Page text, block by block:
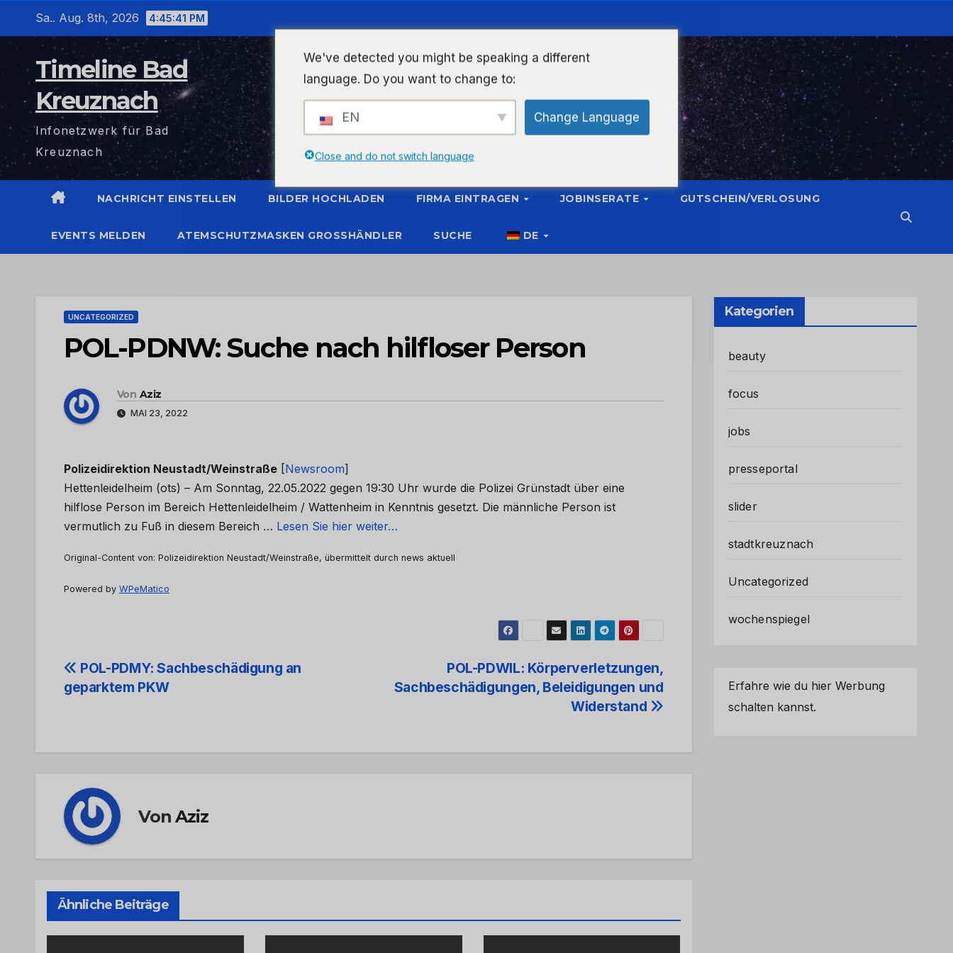
Sa.. Aug. 8th, 2026 4:45:41 PM
Timeline Bad
Kreuznach
Infonetzwerk für Bad
Kreuznach
NACHRICHT EINSTELLEN BILDER HOCHLADEN FIRMA EINTRAGEN JOBINSERATE GUTSCHEIN/VERLOSUNG
EVENTS MELDEN ATEMSCHUTZMASKEN GROSSHÄNDLER SUCHE DE
UNCATEGORIZED
POL-PDNW: Suche nach hilfloser Person
Von Aziz
MAI 23, 2022
Polizeidirektion Neustadt/Weinstraße [Newsroom]
Hettenleidelheim (ots) – Am Sonntag, 22.05.2022 gegen 19:30 Uhr wurde die Polizei Grünstadt über eine
hilflose Person im Bereich Hettenleidelheim / Wattenheim in Kenntnis gesetzt. Die männliche Person ist
vermutlich zu Fuß in diesem Bereich … Lesen Sie hier weiter…
Original-Content von: Polizeidirektion Neustadt/Weinstraße, übermittelt durch news aktuell
Powered by WPeMatico
Beitrags-
Navigation
POL-PDWIL: Körperverletzungen,
Sachbeschädigungen, Beleidigungen und
Widerstand
POL-PDMY: Sachbeschädigung an
geparktem PKW
VonAziz
Ähnliche Beiträge
Kategorien
beauty
focus
jobs
presseportal
slider
stadtkreuznach
Uncategorized
wochenspiegel
Erfahre wie du hier Werbung
schalten kannst.
We've detected you might be speaking a different
language. Do you want to change to:
EN Change Language
Close and do not switch language